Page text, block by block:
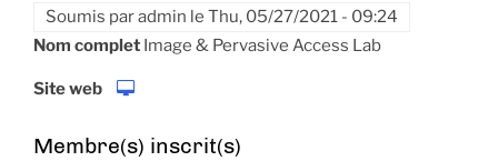
Soumis paradmin le Thu, 05/27/2021 - 09:24
Nom complet Image & Pervasive Access Lab
Site web
Membre(s) inscrit(s)